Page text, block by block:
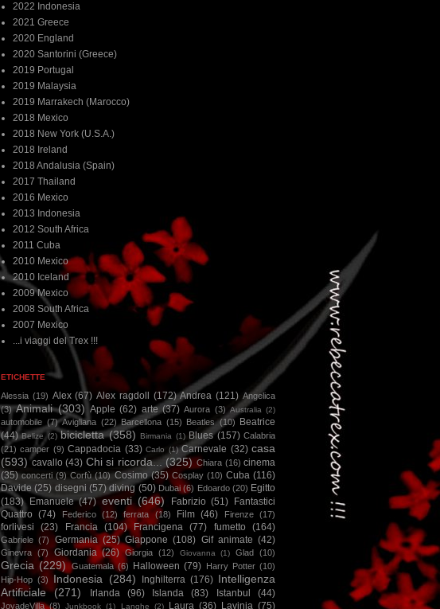
2022 Indonesia
2021 Greece
2020 England
2020 Santorini (Greece)
2019 Portugal
2019 Malaysia
2019 Marrakech (Marocco)
2018 Mexico
2018 New York (U.S.A.)
2018 Ireland
2018 Andalusia (Spain)
2017 Thailand
2016 Mexico
2013 Indonesia
2012 South Africa
2011 Cuba
2010 Mexico
2010 Iceland
2009 Mexico
2008 South Africa
2007 Mexico
...i viaggi del Trex !!!
ETICHETTE
Alessia (19) Alex (67) Alex ragdoll (172) Andrea (121) Angelica
(3) Animali (303) Apple (62) arte (37) Aurora (3) Australia (2)
automobile (7) Avigliana (22) Barcellona (15) Beatles (10)
Beatrice
(44) Belize (2) bicicletta (358) Birmania (1) Blues (157) Calabria
(21) camper (9) Cappadocia (33) Carlo (1) Carnevale (32) casa
(593) cavallo (43) Chi si ricorda... (325) Chiara (16) cinema
(35) concerti (9) Corfù (10) Cosimo (35) Cosplay (10) Cuba (116)
Davide (25) disegni (57) diving (50) Dubai (6) Edoardo (20) Egitto
(183)
Emanuele (47) eventi (646) Fabrizio (51)
Fantastici
Quattro (74) Federico (12) ferrata (18) Film (46) Firenze (17)
forlivesi (23) Francia (104) Francigena (77) fumetto (164)
Gabriele (7) Germania (25) Giappone (108) Gif animate (42)
Ginevra (7) Giordania (26) Giorgia (12) Giovanna (1) Glad (10)
Grecia (229) Guatemala (6) Halloween (79) Harry Potter (10)
Hip-Hop (3) Indonesia (284) Inghilterra (176) Intelligenza
Artificiale
(271) Irlanda (96) Islanda (83) Istanbul (44)
JoyadeVilla (8) Junkbook (1) Langhe (2) Laura (36) Lavinia (75)